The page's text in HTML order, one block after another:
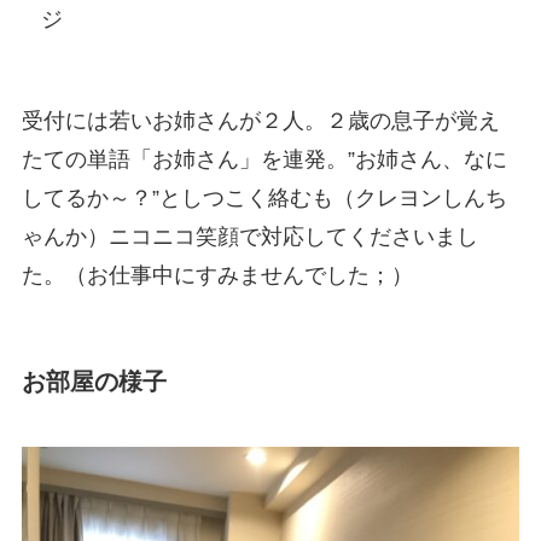
ジ
受付には若いお姉さんが２人。２歳の息子が覚え
たての単語「お姉さん」を連発。”お姉さん、なに
してるか～？”としつこく絡むも（クレヨンしんち
ゃんか）ニコニコ笑顔で対応してくださいまし
た。（お仕事中にすみませんでした；）
お部屋の様子